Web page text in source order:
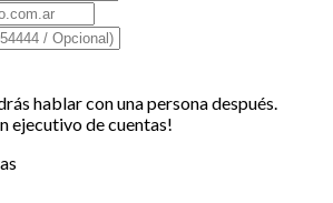
hablar con una persona después.
ejecutivo de cuentas!